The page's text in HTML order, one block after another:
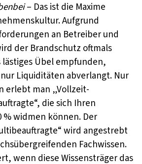
– Das ist die Maxime
Aufgrund
an Betreiber und
der Brandschutz oftmals
Übel empfunden,
Liquiditäten abverlangt. Nur
erlebt man „Vollzeit-
die sich Ihren
% widmen können. Der
wird angestrebt
Fachwissen.
wenn diese Wissensträger das